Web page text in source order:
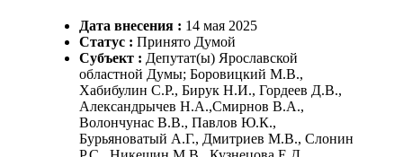
Дата внесения : 14 мая 2025
Статус : Принято Думой
Субъект : Депутат(ы) Ярославской
областной Думы; Боровицкий М.В.,
Хабибулин С.Р., Бирук Н.И., Гордеев Д.В.,
Александрычев Н.А.,Смирнов В.А.,
Волончунас В.В., Павлов Ю.К.,
Бурьяноватый А.Г., Дмитриев М.В., Слонин